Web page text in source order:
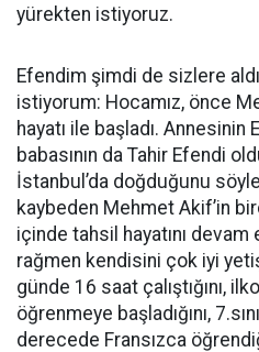
yürekten istiyoruz.
Efendim şimdi de sizlere
istiyorum: Hocamız, önce
hayatı ile başladı.
babasının da Tahir Efendi
İstanbul’da doğduğunu
kaybeden Mehmet Akif’in
içinde tahsil hayatını
rağmen kendisini çok iyi
günde 16 saat çalıştığını,
öğrenmeye başladığını,
derecede Fransızca